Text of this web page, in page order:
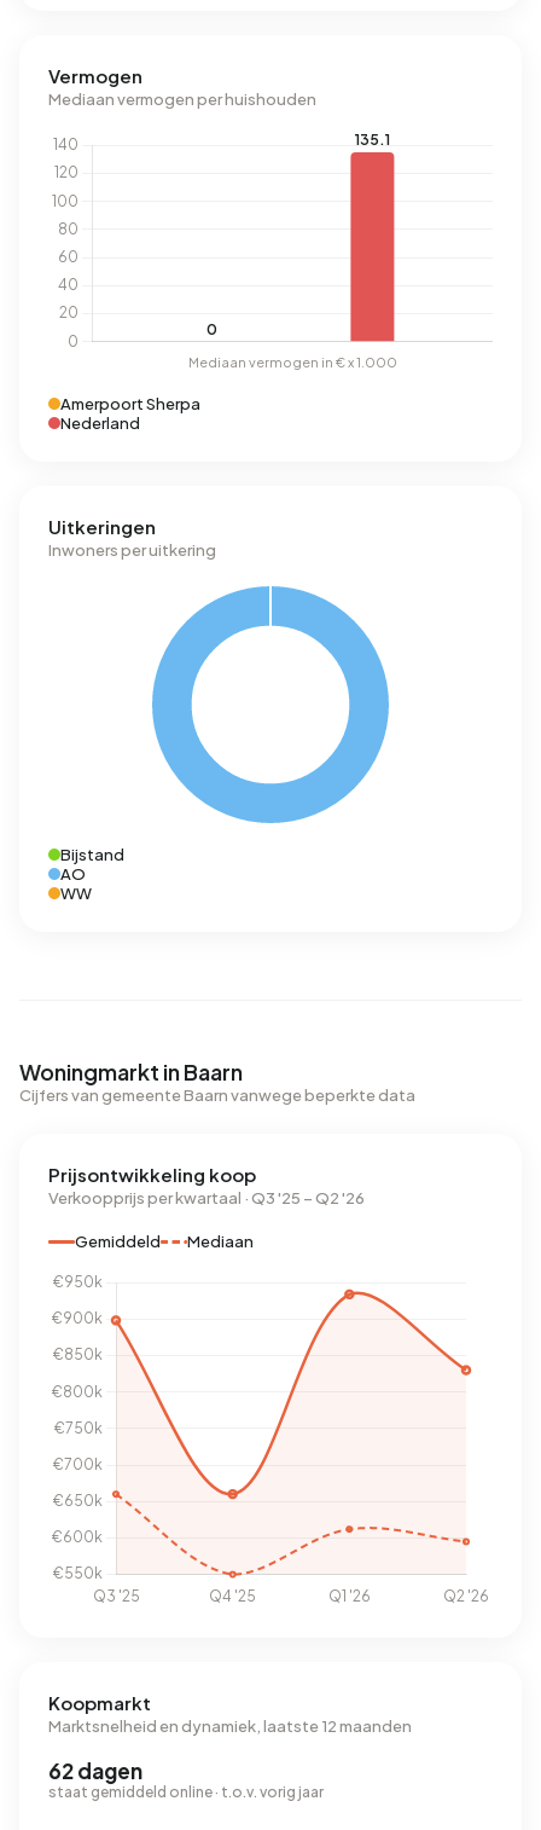
Vermogen
Mediaan vermogen per huishouden
Amerpoort Sherpa
Nederland
Uitkeringen
Inwoners per uitkering
Bijstand
AO
WW
Woningmarkt in Baarn
Cijfers van gemeente Baarn vanwege beperkte data
Prijsontwikkeling koop
Verkoopprijs per kwartaal · Q3 '25 – Q2 '26
Gemiddeld Mediaan
Koopmarkt
Marktsnelheid en dynamiek, laatste 12 maanden
62 dagen
staat gemiddeld online · t.o.v. vorig jaar